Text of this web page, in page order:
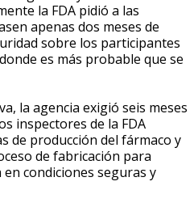
la FDA pidió a las
apenas dos meses de
sobre los participantes
es más probable que se
la agencia exigió seis meses
inspectores de la FDA
de producción del fármaco y
de fabricación para
condiciones seguras y